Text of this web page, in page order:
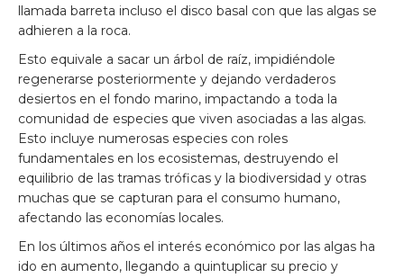
llamada barreta incluso el disco basal con que las algas se
adhieren a la roca.
Esto equivale a sacar un árbol de raíz, impidiéndole
regenerarse posteriormente y dejando verdaderos
desiertos en el fondo marino, impactando a toda la
comunidad de especies que viven asociadas a las algas.
Esto incluye numerosas especies con roles
fundamentales en los ecosistemas, destruyendo el
equilibrio de las tramas tróficas y la biodiversidad y otras
muchas que se capturan para el consumo humano,
afectando las economías locales.
En los últimos años el interés económico por las algas ha
ido en aumento, llegando a quintuplicar su precio y